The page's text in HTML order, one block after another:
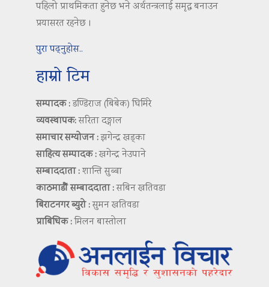
पहिलो प्राथमिकता हुनेछ भने अर्थतन्त्रलाई समृद्ध बनाउन
प्रयासरत रहनेछ ।
पुरा पढ्नुहोस..
हाम्रो टिम
सम्पादक :डण्डिराज (बिबेक) घिमिरे
व्यवस्थापक:सरिता दङ्गाल
समाचार सम्योजन :झगेन्द्र खड्का
साहित्य सम्पादक :खगेन्द्र नेउपाने
सम्बाददाता :शान्ति सुब्बा
काठमाडौं सम्बाददाता :सबिन खतिवडा
बिराटनगर ब्युरो :सुमन खतिवडा
प्राबिधिक :मिलन बास्तोला